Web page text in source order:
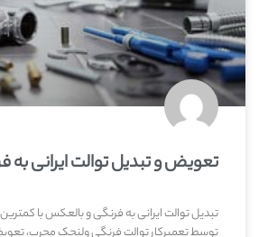
تعویض و تبدیل توالت ایرانی به
تبدیل توالت ایرانی به فرنگی و بالعکس با
توسط تعمیرکار توالت فرنگی ولنجک مجرب،